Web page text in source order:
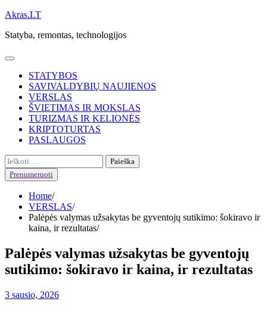
Skip
content
Akras.LT
Statyba, remontas, technologijos
STATYBOS
SAVIVALDYBIŲ NAUJIENOS
VERSLAS
ŠVIETIMAS IR MOKSLAS
TURIZMAS IR KELIONĖS
KRIPTOTURTAS
PASLAUGOS
Ieškoti:
Prenumeruoti
Home
VERSLAS
Palėpės valymas užsakytas be gyventojų sutikimo: šokiravo ir
kaina, ir rezultatas
Palėpės valymas užsakytas be gyventojų
sutikimo: šokiravo ir kaina, ir rezultatas
3 sausio, 2026